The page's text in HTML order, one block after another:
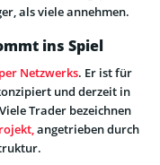
als viele annehmen.
ins Spiel
Netzwerks. Er ist für
und derzeit in
Trader bezeichnen
angetrieben durch